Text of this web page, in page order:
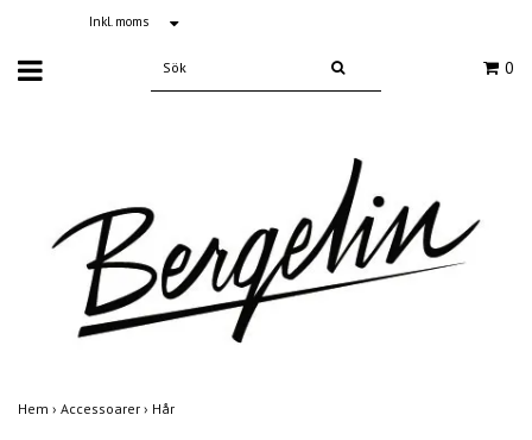
Inkl. moms
0
Hem › Accessoarer › Hår